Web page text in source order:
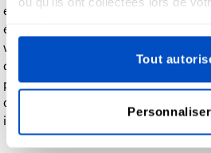
Tout
Personnaliser
entendus. Ce prix, incluant les frais
échéant, doit être réglé en totalité au
votre commande. Dutch Label Shop
d'annuler une commande et de
paiements, si les produits
disponibles. Dans ce cas, nous vous
immédiatement de la non-